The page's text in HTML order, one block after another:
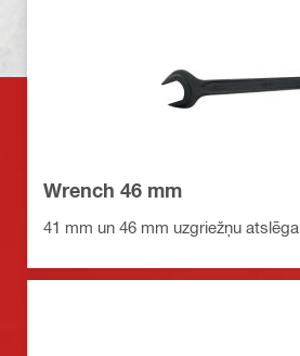
Wrench 46 mm
41 mm un 46 mm uzgriežņu atslēga